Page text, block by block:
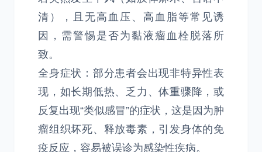
清），且无高血压、高血脂等常见诱
因，需警惕是否为黏液瘤血栓脱落所
致。
全身症状：部分患者会出现非特异性表
现，如长期低热、乏力、体重骤降，或
反复出现“类似感冒”的症状，这是因为肿
瘤组织坏死、释放毒素，引发身体的免
疫反应，容易被误诊为感染性疾病。